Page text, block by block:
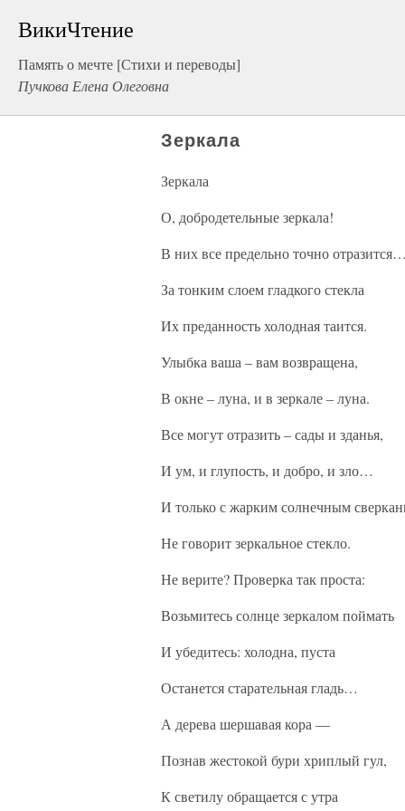
ВикиЧтение
Память о мечте [Стихи и переводы]
Пучкова Елена Олеговна
Зеркала
Зеркала
О, добродетельные зеркала!
В них все предельно точно
За тонким слоем гладкого стекла
Их преданность холодная таится.
Улыбка ваша – вам возвращена,
В окне – луна, и в зеркале – луна.
Все могут отразить – сады и зданья,
И ум, и глупость, и добро, и зло…
И только с жарким солнечным
Не говорит зеркальное стекло.
Не верите? Проверка так проста:
Возьмитесь солнце зеркалом поймать
И убедитесь: холодна, пуста
Останется старательная гладь…
А дерева шершавая кора —
Познав жестокой бури хриплый гул,
К светилу обращается с утра